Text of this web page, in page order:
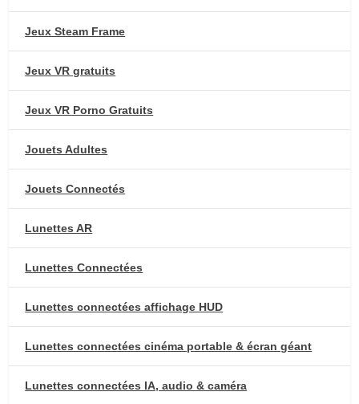
Jeux Steam Frame
Jeux VR gratuits
Jeux VR Porno Gratuits
Jouets Adultes
Jouets Connectés
Lunettes AR
Lunettes Connectées
Lunettes connectées affichage HUD
Lunettes connectées cinéma portable & écran géant
Lunettes connectées IA, audio & caméra